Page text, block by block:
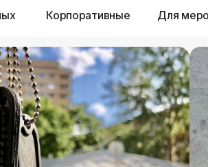
Корпоративные Для